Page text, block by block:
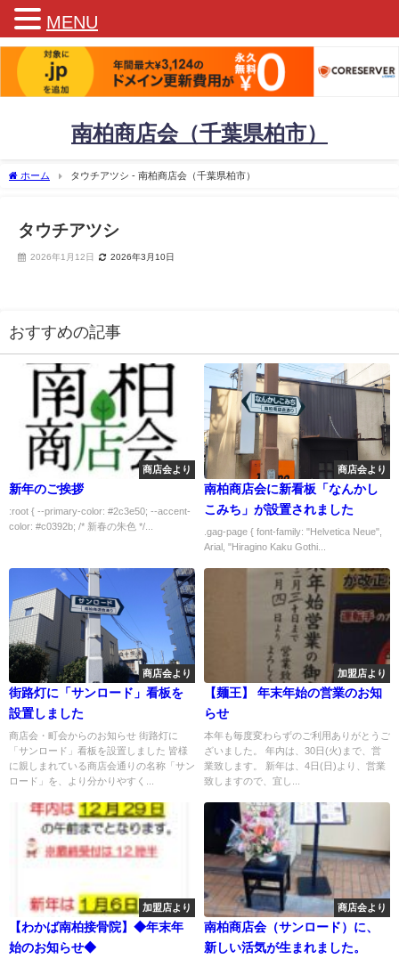
南柏商店会（千葉県柏市）
ホーム タウチアツシ - 南柏商店会（千葉県柏市）
タウチアツシ
2026年1月12日 2026年3月10日
おすすめの記事
商店会より
新年のご挨拶
:root { --primary-color: #2c3e50; --accent-
color: #c0392b; /* 新春の朱色 */...
商店会より
南柏商店会に新看板「なんかし
こみち」が設置されました
.gag-page { font-family: "Helvetica Neue",
Arial, "Hiragino Kaku Gothi...
商店会より
街路灯に「サンロード」看板を
設置しました
商店会・町会からのお知らせ 街路灯に
「サンロード」看板を設置しました 皆様
に親しまれている商店会通りの名称「サン
ロード」を、より分かりやすく...
加盟店より
【麺王】 年末年始の営業のお知
らせ
本年も毎度変わらずのご利用ありがとうご
ざいました。 年内は、30日(火)まで、営
業致します。 新年は、4日(日)より、営業
致しますので、宜し...
加盟店より
【わかば南柏接骨院】◆年末年
始のお知らせ◆
商店会より
南柏商店会（サンロード）に、
新しい活気が生まれました。
MENU